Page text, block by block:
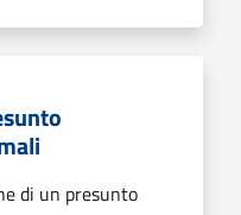
di un presunto